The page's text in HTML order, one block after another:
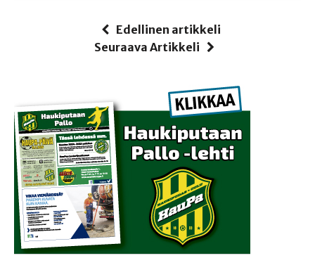
Edellinen artikkeli
Seuraava Artikkeli